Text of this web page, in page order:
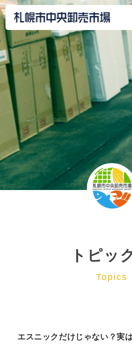
トピッ
Topics
エスニックだけじゃない？実